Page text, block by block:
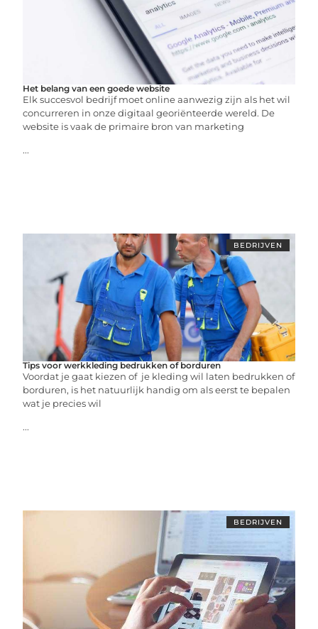
Het belang van een goede website
Elk succesvol bedrijf moet online aanwezig zijn als het wil
concurreren in onze digitaal georiënteerde wereld. De
website is vaak de primaire bron van marketing
...
BEDRIJVEN
Tips voor werkkleding bedrukken of borduren
Voordat je gaat kiezen of je kleding wil laten bedrukken of
borduren, is het natuurlijk handig om als eerst te bepalen
wat je precies wil
...
BEDRIJVEN